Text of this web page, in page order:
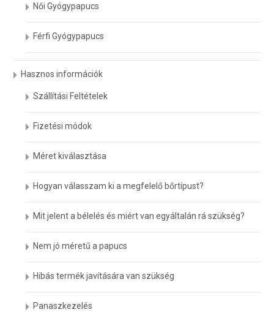
Női Gyógypapucs
Férfi Gyógypapucs
Hasznos információk
Szállítási Feltételek
Fizetési módok
Méret kiválasztása
Hogyan válasszam ki a megfelelő bőrtípust?
Mit jelent a bélelés és miért van egyáltalán rá szükség?
Nem jó méretű a papucs
Hibás termék javítására van szükség
Panaszkezelés